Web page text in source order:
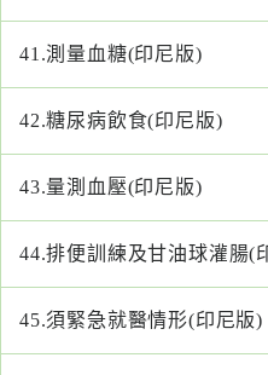
41.測量血糖(印尼版)
42.糖尿病飲食(印尼版)
43.量測血壓(印尼版)
44.排便訓練及甘油球灌腸(
45.須緊急就醫情形(印尼版)